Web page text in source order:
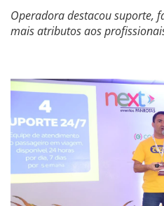
Operadora destacou suporte,
mais atributos aos